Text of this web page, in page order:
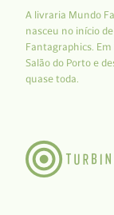
A livraria Mundo
nasceu no início
Fantagraphics.
Salão do Porto e
quase toda.